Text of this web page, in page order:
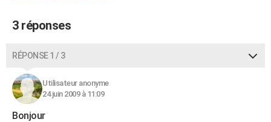
GUIDES D'ACHAT
BONS PLANS
CARTE DE VOEUX
Carte de Noël
Carte Bonne année
Carte Saint-Valentin
Carte Pâques
Carte d'anniversaire
DICTIONNAIRE
3 réponses
RÉPONSE 1 / 3
Utilisateur anonyme
24 juin 2009 à 11:09
Bonjour